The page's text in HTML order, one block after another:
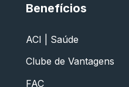
Benefícios
ACI | Saúde
Clube de Vantagens
FAC